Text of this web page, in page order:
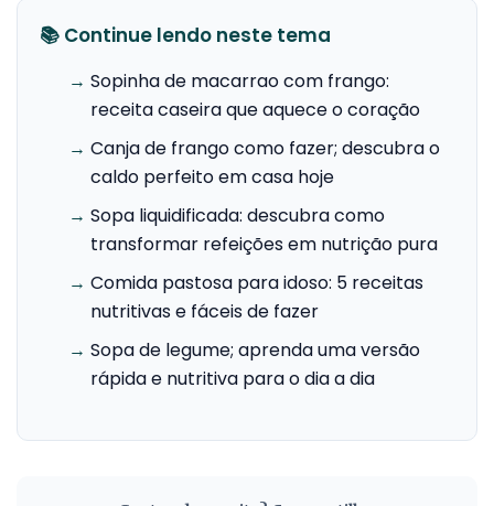
📚 Continue lendo neste tema
→ Sopinha de macarrao com frango:
receita caseira que aquece o coração
→ Canja de frango como fazer; descubra o
caldo perfeito em casa hoje
→ Sopa liquidificada: descubra como
transformar refeições em nutrição pura
→ Comida pastosa para idoso: 5 receitas
nutritivas e fáceis de fazer
→ Sopa de legume; aprenda uma versão
rápida e nutritiva para o dia a dia